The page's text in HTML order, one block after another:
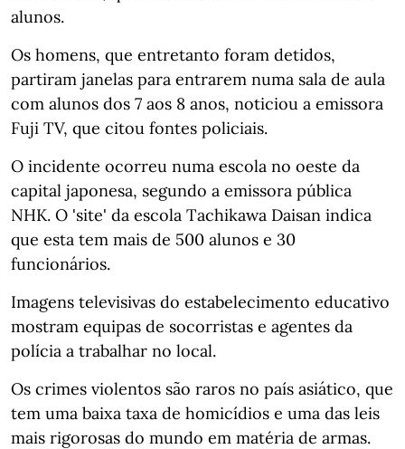
alunos.
Os homens, que entretanto foram detidos,
partiram janelas para entrarem numa sala de aula
com alunos dos 7 aos 8 anos, noticiou a emissora
Fuji TV, que citou fontes policiais.
O incidente ocorreu numa escola no oeste da
capital japonesa, segundo a emissora pública
NHK. O 'site' da escola Tachikawa Daisan indica
que esta tem mais de 500 alunos e 30
funcionários.
Imagens televisivas do estabelecimento educativo
mostram equipas de socorristas e agentes da
polícia a trabalhar no local.
Os crimes violentos são raros no país asiático, que
tem uma baixa taxa de homicídios e uma das leis
mais rigorosas do mundo em matéria de armas.